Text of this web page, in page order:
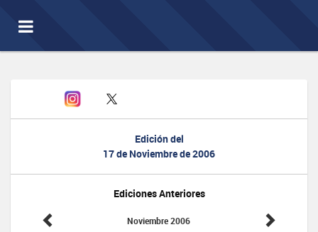
Toggle
navigation
Edición del
17 de Noviembre de 2006
Ediciones Anteriores
Noviembre 2006